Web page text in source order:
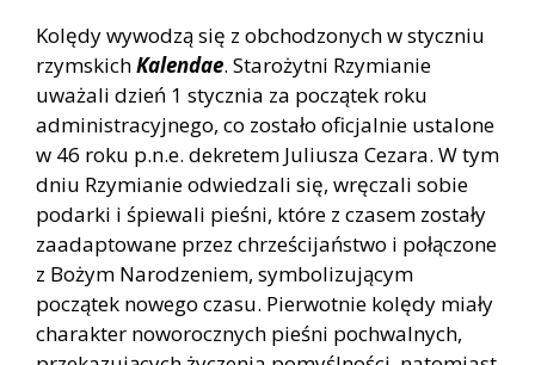
Kolędy wywodzą się z obchodzonych w styczniu
rzymskichKalendae. Starożytni Rzymianie
uważali dzień 1 stycznia za początek roku
administracyjnego, co zostało oficjalnie ustalone
w 46 roku p.n.e. dekretem Juliusza Cezara. W tym
dniu Rzymianie odwiedzali się, wręczali sobie
podarki i śpiewali pieśni, które z czasem zostały
zaadaptowane przez chrześcijaństwo i połączone
z Bożym Narodzeniem, symbolizującym
początek nowego czasu. Pierwotnie kolędy miały
charakter noworocznych pieśni pochwalnych,